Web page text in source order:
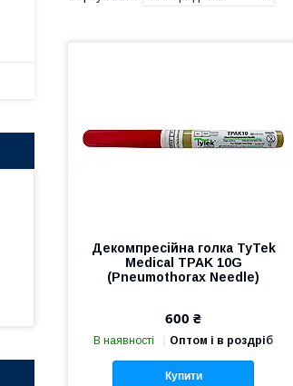
Декомпресійна голка TyTek
Medical TPAK 10G
(Pneumothorax Needle)
600 ₴
В наявності Оптом і в роздріб
Купити